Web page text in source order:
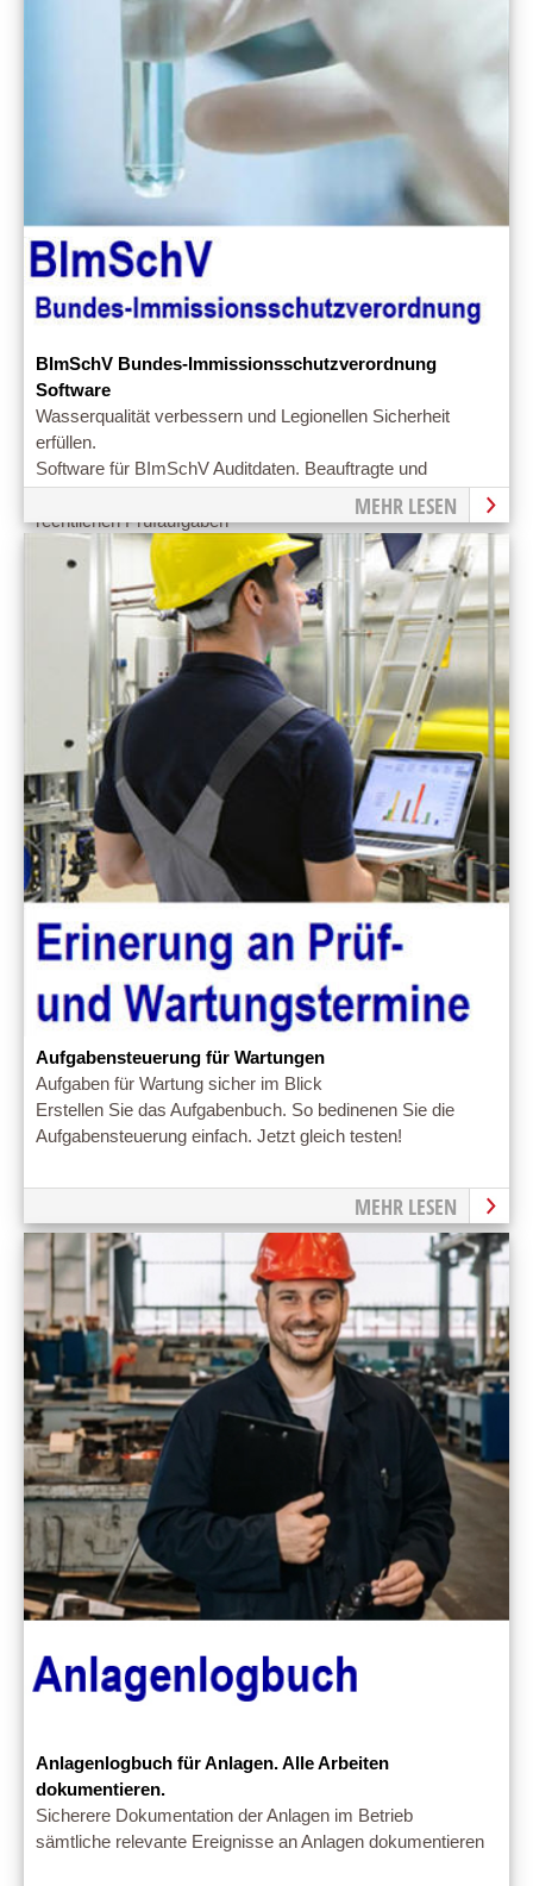
BImSchV Bundes-Immissionsschutzverordnung
Software
Wasserqualität verbessern und Legionellen Sicherheit
erfüllen.
Software für BImSchV Auditdaten. Beauftragte und
Auditoren - Software unterstützt bei der Dokumentation der
rechtlichen Prüfaufgaben
MEHR LESEN
Aufgabensteuerung für Wartungen
Aufgaben für Wartung sicher im Blick
Erstellen Sie das Aufgabenbuch. So bedinenen Sie die
Aufgabensteuerung einfach. Jetzt gleich testen!
MEHR LESEN
Anlagenlogbuch für Anlagen. Alle Arbeiten
dokumentieren.
Sicherere Dokumentation der Anlagen im Betrieb
sämtliche relevante Ereignisse an Anlagen dokumentieren